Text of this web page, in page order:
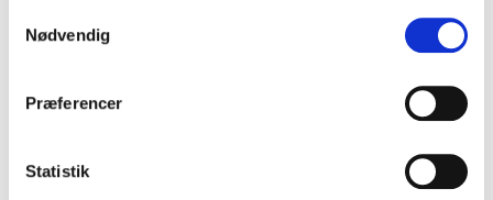
Nødvendig
Præferencer
Statistik